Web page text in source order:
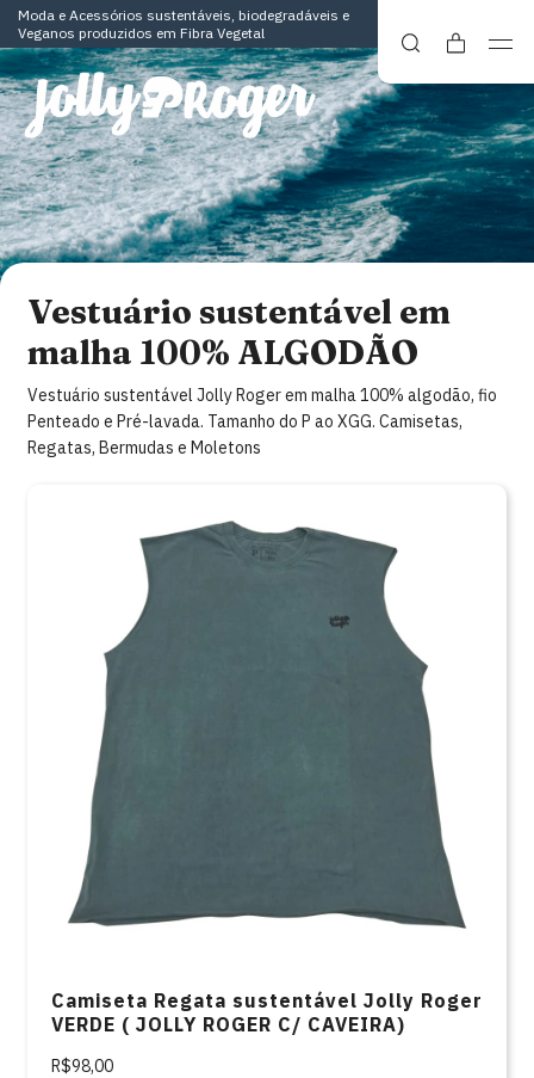
Moda e Acessórios sustentáveis, biodegradáveis e
Veganos produzidos em Fibra Vegetal
Vestuário sustentável em
malha 100% ALGODÃO
Vestuário sustentável Jolly Roger em malha 100% algodão, fio
Penteado e Pré-lavada. Tamanho do P ao XGG. Camisetas,
Regatas, Bermudas e Moletons
Camiseta Regata sustentável Jolly Roger
VERDE ( JOLLY ROGER C/ CAVEIRA)
R$98,00